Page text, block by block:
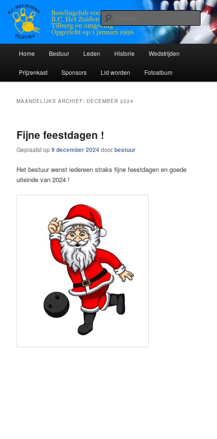
Spring
naar
primaire
inhoud
Spring
naar
secundaire
inhoudBC Het Zuiden
Bowlingclub voor doven en slechthorenden
Home Bestuur Leden Historie Wedstrijden
Prijzenkast Sponsors Lid worden Fotoalbum
MAANDELIJKS ARCHIEF: DECEMBER 2024
Fijne feestdagen !
Geplaatst op9 december 2024doorbestuur
Het bestuur wenst iedereen straks fijne feestdagen en goede
uiteinde van 2024 !